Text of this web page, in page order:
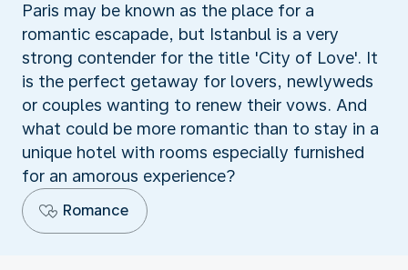
Paris may be known as the place for a
romantic escapade, but Istanbul is a very
strong contender for the title 'City of Love'. It
is the perfect getaway for lovers, newlyweds
or couples wanting to renew their vows. And
what could be more romantic than to stay in a
unique hotel with rooms especially furnished
for an amorous experience?
Romance